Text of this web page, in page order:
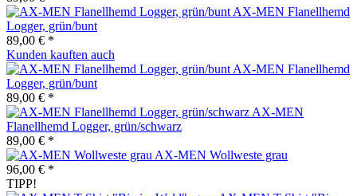
AX-MEN Flanellhemd
Logger, grün/bunt
89,00 € *
Kunden kauften auch
AX-MEN Flanellhemd
Logger, grün/bunt
89,00 € *
AX-MEN
Flanellhemd Logger, grün/schwarz
89,00 € *
AX-MEN Wollweste grau
96,00 € *
TIPP!